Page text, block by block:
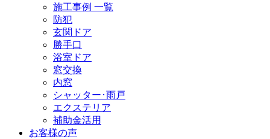
施工事例 一覧
防犯
玄関ドア
勝手口
浴室ドア
窓交換
内窓
シャッター･雨戸
エクステリア
補助金活用
お客様の声